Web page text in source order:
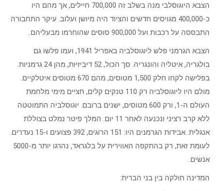
הצבא היוגוסלבי מנה בשלב זה 700,000 חיילים, אך מהם היו
כ-400,000 מגויסים חדשים והציוד היה מיושן ועלוב. עיקר התחבורה
התבססה על רכבות ועל 900,000 סוסים שהוחרמו מבעליהם..
הצבא הגרמני פלש ליוגוסלביה באפריל 1941, ועמו פלשו גם
בולגריה, איטליה והונגריה. סך הכול, 52 דיביזיות, מהן 24 גרמניות.
בפלישה לקחו חלק 1,500 מטוסים, מהם 670 מטוסים איטלקיים.
מולם היו ליוגוסלביה רק 110 טנקים קלים, חציים מימי מלחמת
העולם ה-1, ורק 600 מטוסים, ישנים ברובם. יוגוסלביה התמוטטה
ללא קרב רציני ונכנעה לאחר 11 יום. המלך פיטר נמלט בצוללת
אנגלית. אבידות הגרמנים היו: 151 הרוגים, 392 פצועים ו-15 נעדרים.
לעומת זאת, רק בהתקפה האווירית על בלגראד, נהרגו יותר מ-5000
אנשים.
המדינה חולקה בין בני הברית: